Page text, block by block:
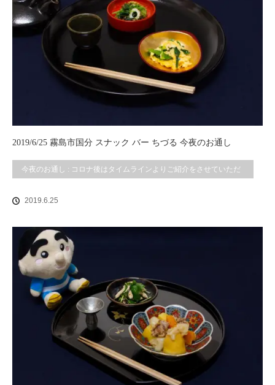
2019/6/25 霧島市国分 スナック バー ちづる 今夜のお通し
今夜のお通し : コロナ後はタイムラインよりご紹介をさせていただ
2019.6.25